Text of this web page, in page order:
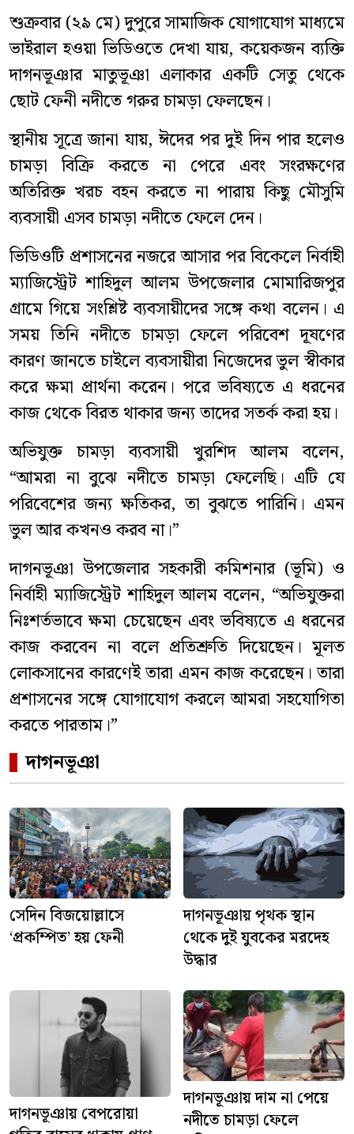
শুক্রবার (২৯ মে) দুপুরে সামাজিক যোগাযোগ মাধ্যমে
ভাইরাল হওয়া ভিডিওতে দেখা যায়, কয়েকজন ব্যক্তি
দাগনভূঞার মাতুভূঞা এলাকার একটি সেতু থেকে
ছোট ফেনী নদীতে গরুর চামড়া ফেলছেন।
স্থানীয় সূত্রে জানা যায়, ঈদের পর দুই দিন পার হলেও
চামড়া বিক্রি করতে না পেরে এবং সংরক্ষণের
অতিরিক্ত খরচ বহন করতে না পারায় কিছু মৌসুমি
ব্যবসায়ী এসব চামড়া নদীতে ফেলে দেন।
ভিডিওটি প্রশাসনের নজরে আসার পর বিকেলে নির্বাহী
ম্যাজিস্ট্রেট শাহিদুল আলম উপজেলার মোমারিজপুর
গ্রামে গিয়ে সংশ্লিষ্ট ব্যবসায়ীদের সঙ্গে কথা বলেন। এ
সময় তিনি নদীতে চামড়া ফেলে পরিবেশ দূষণের
কারণ জানতে চাইলে ব্যবসায়ীরা নিজেদের ভুল স্বীকার
করে ক্ষমা প্রার্থনা করেন। পরে ভবিষ্যতে এ ধরনের
কাজ থেকে বিরত থাকার জন্য তাদের সতর্ক করা হয়।
অভিযুক্ত চামড়া ব্যবসায়ী খুরশিদ আলম বলেন,
“আমরা না বুঝে নদীতে চামড়া ফেলেছি। এটি যে
পরিবেশের জন্য ক্ষতিকর, তা বুঝতে পারিনি। এমন
ভুল আর কখনও করব না।”
দাগনভূঞা উপজেলার সহকারী কমিশনার (ভূমি) ও
নির্বাহী ম্যাজিস্ট্রেট শাহিদুল আলম বলেন, “অভিযুক্তরা
নিঃশর্তভাবে ক্ষমা চেয়েছেন এবং ভবিষ্যতে এ ধরনের
কাজ করবেন না বলে প্রতিশ্রুতি দিয়েছেন। মূলত
লোকসানের কারণেই তারা এমন কাজ করেছেন। তারা
প্রশাসনের সঙ্গে যোগাযোগ করলে আমরা সহযোগিতা
করতে পারতাম।”
দাগনভূঞা
সেদিন বিজয়োল্লাসে
‘প্রকম্পিত’ হয় ফেনী
দাগনভূঞায় পৃথক স্থান
থেকে দুই যুবকের মরদেহ
উদ্ধার
দাগনভূঞায় বেপরোয়া
দাগনভূঞায় দাম না পেয়ে
নদীতে চামড়া ফেলে